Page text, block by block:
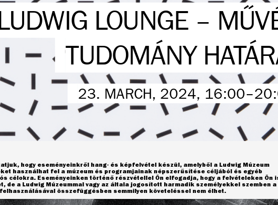
LOUNGE –
TUDOMÁNY
23. MARCH, 2024,
hogy eseményeinkről hang- és képfelvétel készül, amelyből a Ludwig Múzeum
használhat fel a múzeum és programjainak népszerűsítése céljából és egyéb
célokra. Eseményeinken történő részvétellel Ön elfogadja, hogy a felvételeken Ön
de a Ludwig Múzeummal vagy az általa jogosított harmadik személyekkel szemben a
összefüggésben semmilyen követeléssel nem élhet.